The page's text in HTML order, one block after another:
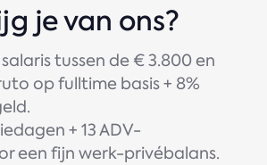
je van ons?
tussen de € 3.800 en
op fulltime basis + 8%
+ 13 ADV-
een fijn werk-privébalans.